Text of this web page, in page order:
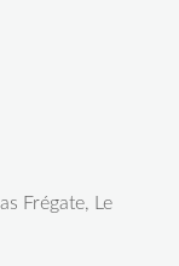
Frégate, Le